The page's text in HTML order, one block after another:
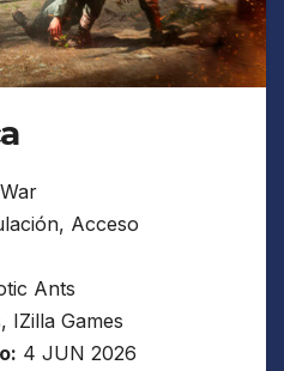
Acceso
Ants
IZilla Games
4 JUN 2026